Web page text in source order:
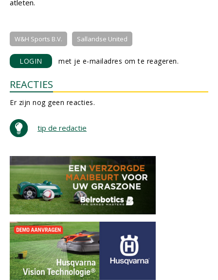
atleten.
W&H Sports B.V. Sallandse United
LOGIN met je e-mailadres om te reageren.
REACTIES
Er zijn nog geen reacties.
tip de redactie